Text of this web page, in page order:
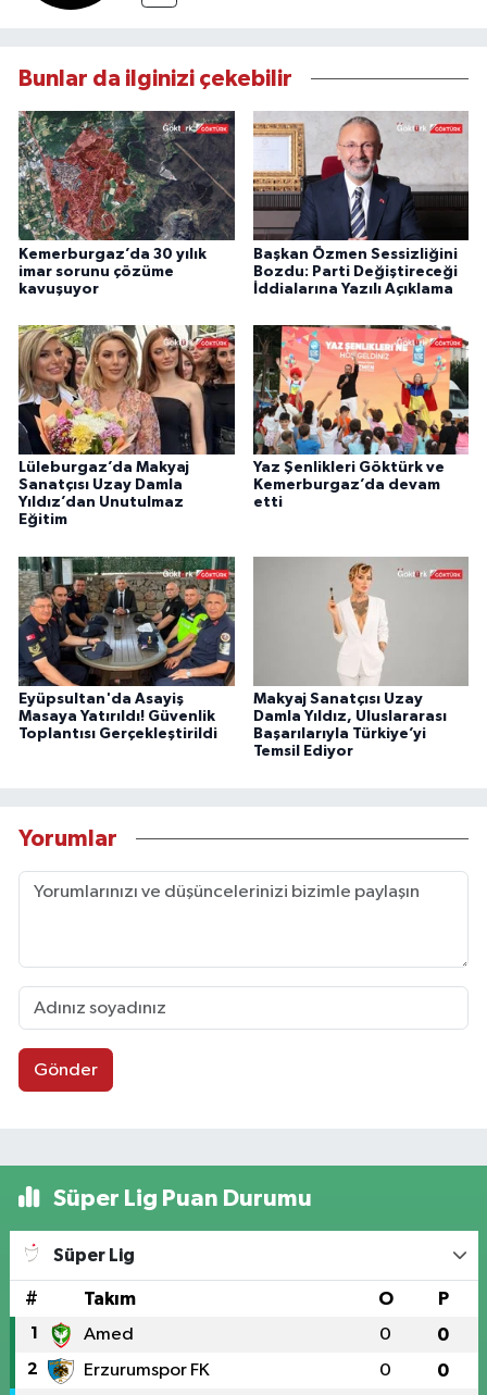
Bunlar da ilginizi çekebilir
Kemerburgaz’da 30 yılık
imar sorunu çözüme
kavuşuyor
Başkan Özmen Sessizliğini
Bozdu: Parti Değiştireceği
İddialarına Yazılı Açıklama
Lüleburgaz’da Makyaj
Sanatçısı Uzay Damla
Yıldız’dan Unutulmaz
Eğitim
Yaz Şenlikleri Göktürk ve
Kemerburgaz’da devam
etti
Eyüpsultan'da Asayiş
Masaya Yatırıldı! Güvenlik
Toplantısı Gerçekleştirildi
Makyaj Sanatçısı Uzay
Damla Yıldız, Uluslararası
Başarılarıyla Türkiye’yi
Temsil Ediyor
Yorumlar
Gönder
Süper Lig Puan Durumu
Süper Lig
# Takım O P
1 Amed 0 0
2 Erzurumspor FK 0 0